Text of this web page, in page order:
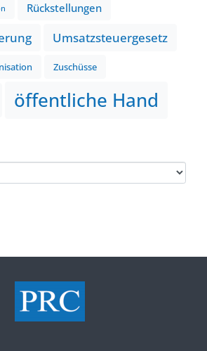
Rückstellungen
Umsatzsteuergesetz
Zuschüsse
öffentliche Hand